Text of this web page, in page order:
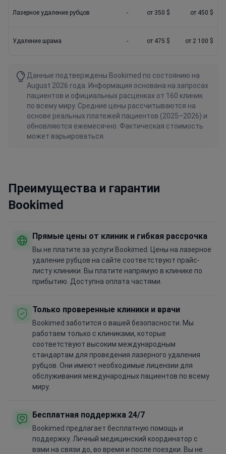
Лазерное удаление рубцов - от 350 $ от 450 $
Удаление шрама - от 475 $ от 2 100 $
Данные подтверждены Bookimed по состоянию на
August 2026 года. Информация основана на запросах
пациентов и официальных расценках от 160 клиник
по всему миру. Средние цены рассчитываются на
основе реальных платежей пациентов (2025–2026) и
обновляются ежемесячно. Фактическая стоимость
может варьироваться.
Преимущества и гарантии
Bookimed
Прямые цены от клиник и гибкая рассрочка
Вы не платите за услуги Bookimed. Цены на лазерное
удаление рубцов на сайте соответствуют прайс-
листу клиники. Вы платите напрямую в клинике по
прибытию. Доступна оплата частями.
Только проверенные клиники и врачи
Bookimed заботится о вашей безопасности. Мы
работаем только с клиниками, которые
соответствуют высоким международным
стандартам для проведения лазерного удаления
рубцов. Они имеют необходимые лицензии для
обслуживания международных пациентов по всему
миру.
Бесплатная поддержка 24/7
Bookimed предлагает бесплатную помощь и
поддержку. Личный медицинский координатор с
вами на связи до, во время и после поездки. Вы не